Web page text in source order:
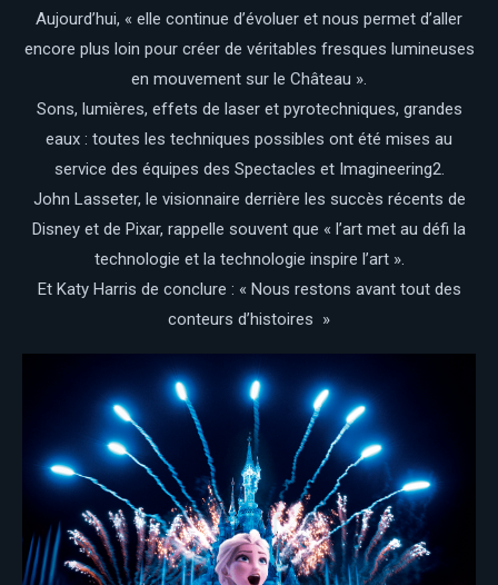
Aujourd’hui, « elle continue d’évoluer et nous permet d’aller
encore plus loin pour créer de véritables fresques lumineuses
en mouvement sur le Château ».
Sons, lumières, effets de laser et pyrotechniques, grandes
eaux : toutes les techniques possibles ont été mises au
service des équipes des Spectacles et Imagineering2.
John Lasseter, le visionnaire derrière les succès récents de
Disney et de Pixar, rappelle souvent que « l’art met au défi la
technologie et la technologie inspire l’art ».
Et Katy Harris de conclure : « Nous restons avant tout des
conteurs d’histoires »